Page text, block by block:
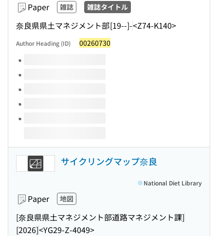
Paper 雑誌 雑誌タイトル
奈良県県土マネジメント部[19--]-<Z74-K140>
Author Heading (ID) 00260730
Volumes of this title
サイクリングマップ奈良
Paper 地図
[奈良県県土マネジメント部道路マネジメント課]
[2026]<YG29-Z-4049>
National Diet Library